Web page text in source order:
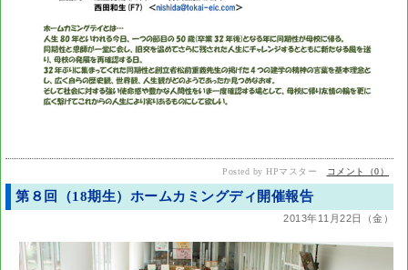
Posted by HPマスター コメント（0）
第８回（18期生）ホームカミングディ開催報告
2013年11月22日（金）